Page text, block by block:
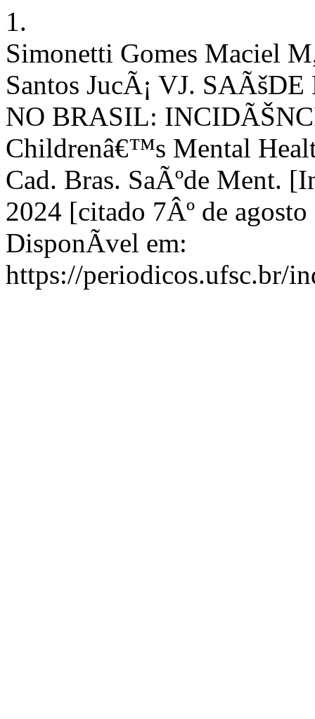
1.
Simonetti Gomes Maciel
Santos JucÃ¡ VJ.
NO BRASIL:
Childrenâ€™s Mental
Cad. Bras. SaÃºde Ment.
2024 [citado 7Âº de
DisponÃ­vel em:
https://periodicos.ufsc.br/